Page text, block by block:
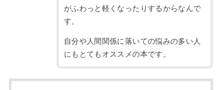
がふわっと軽くなったりするからなんで
す。
自分や人間関係に落いての悩みの多い人
にもとてもオススメの本です。